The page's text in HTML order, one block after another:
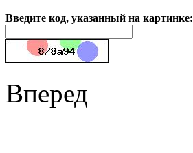
Введите код, указанный на картинке:
Вперед